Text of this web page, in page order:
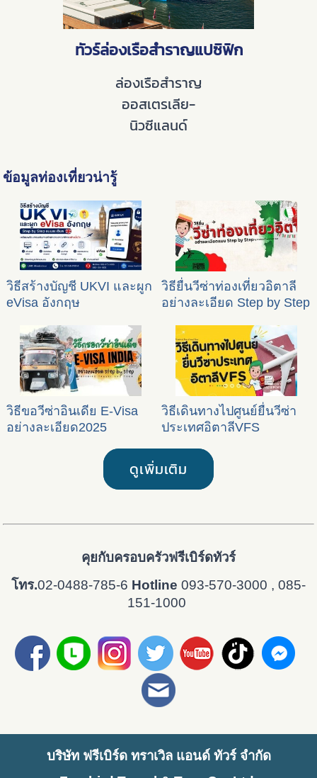
ทัวร์ล่องเรือสำราญแปซิฟิก
ล่องเรือสำราญ
ออสเตรเลีย-
นิวซีแลนด์
ข้อมูลท่องเที่ยวน่ารู้
วิธีสร้างบัญชี UKVI และผูก
eVisa อังกฤษ
วิธียื่นวีซ่าท่องเที่ยวอิตาลี
อย่างละเอียด Step by Step
วิธีขอวีซ่าอินเดีย E-Visa
อย่างละเอียด2025
วิธีเดินทางไปศูนย์ยื่นวีซ่า
ประเทศอิตาลีVFS
ดูเพิ่มเติม
คุยกับครอบครัวฟรีเบิร์ดทัวร์
โทร.02-0488-785-6 Hotline 093-570-3000 , 085-
151-1000
บริษัท ฟรีเบิร์ด ทราเวิล แอนด์ ทัวร์ จำกัด